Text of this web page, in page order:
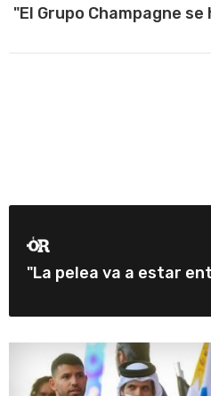
"El Grupo Champagne
"La pelea va a estar